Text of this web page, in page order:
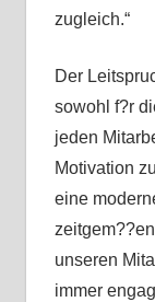
zugleich.“
Der
sowohl f?r
jeden
Motivation
eine
unseren
immer